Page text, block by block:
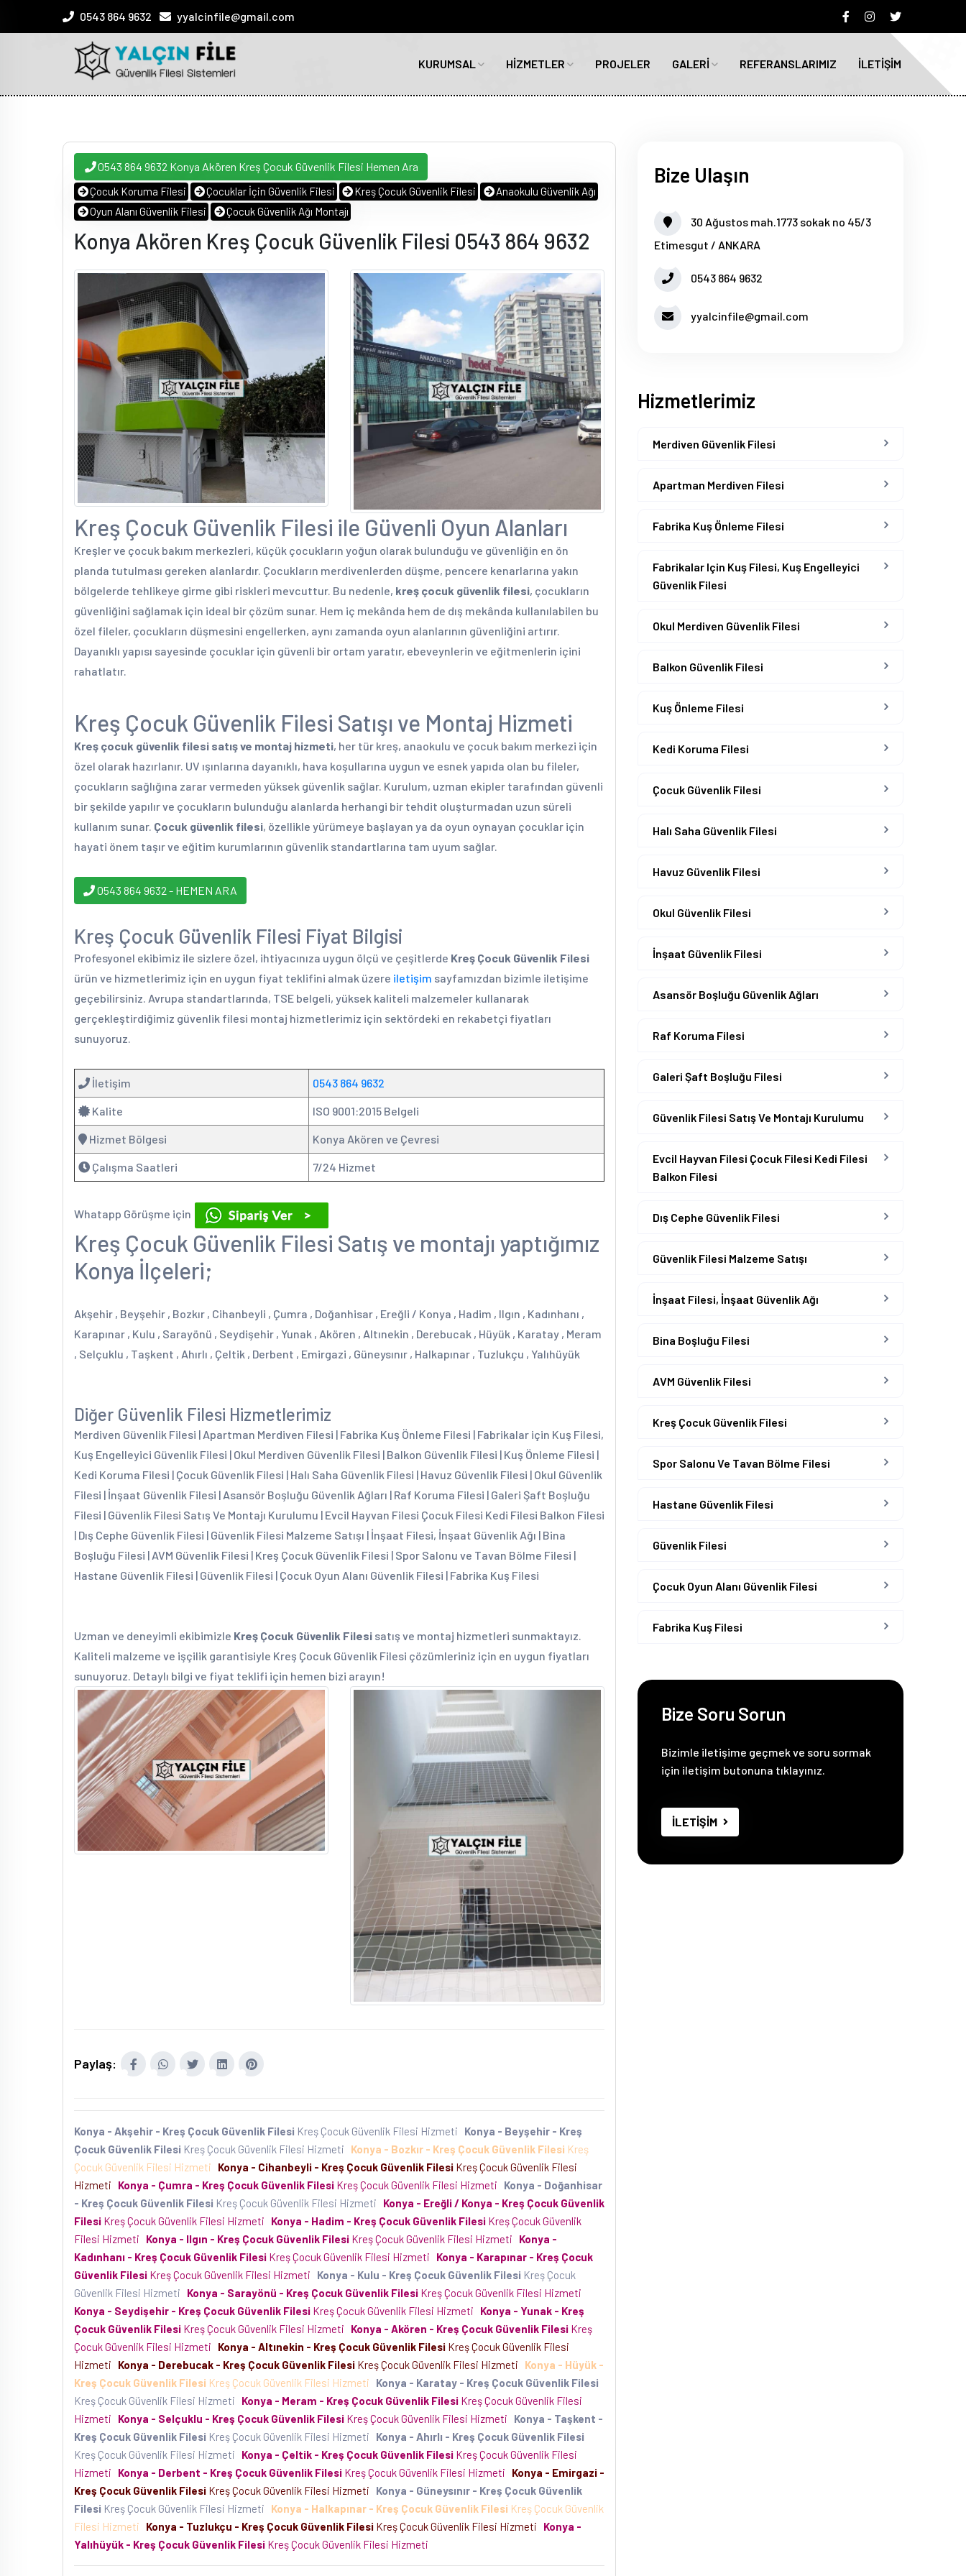
0543 864 9632 yyalcinfile@gmail.com
KURUMSAL HİZMETLER PROJELER GALERİ REFERANSLARIMIZ İLETİŞİM
0543 864 9632 Konya Akören Kreş Çocuk Güvenlik Filesi Hemen Ara
Çocuk Koruma Filesi Çocuklar İçin Güvenlik Filesi Kreş Çocuk Güvenlik Filesi
Anaokulu Güvenlik Ağı
Oyun Alanı Güvenlik Filesi
Çocuk Güvenlik Ağı Montajı
Konya Akören Kreş Çocuk Güvenlik Filesi 0543 864 9632
Kreş Çocuk Güvenlik Filesi ile Güvenli Oyun Alanları
Kreşler ve çocuk bakım merkezleri, küçük çocukların yoğun olarak bulunduğu ve güvenliğin en ön
planda tutulması gereken alanlardır. Çocukların merdivenlerden düşme, pencere kenarlarına yakın
bölgelerde tehlikeye girme gibi riskleri mevcuttur. Bu nedenle, kreş çocuk güvenlik filesi, çocukların
güvenliğini sağlamak için ideal bir çözüm sunar. Hem iç mekânda hem de dış mekânda kullanılabilen bu
özel fileler, çocukların düşmesini engellerken, aynı zamanda oyun alanlarının güvenliğini artırır.
Dayanıklı yapısı sayesinde çocuklar için güvenli bir ortam yaratır, ebeveynlerin ve eğitmenlerin içini
rahatlatır.
Kreş Çocuk Güvenlik Filesi Satışı ve Montaj Hizmeti
Kreş çocuk güvenlik filesi satış ve montaj hizmeti, her tür kreş, anaokulu ve çocuk bakım merkezi için
özel olarak hazırlanır. UV ışınlarına dayanıklı, hava koşullarına uygun ve esnek yapıda olan bu fileler,
çocukların sağlığına zarar vermeden yüksek güvenlik sağlar. Kurulum, uzman ekipler tarafından güvenli
bir şekilde yapılır ve çocukların bulunduğu alanlarda herhangi bir tehdit oluşturmadan uzun süreli
kullanım sunar. Çocuk güvenlik filesi, özellikle yürümeye başlayan ya da oyun oynayan çocuklar için
hayati önem taşır ve eğitim kurumlarının güvenlik standartlarına tam uyum sağlar.
0543 864 9632 - HEMEN ARA
Kreş Çocuk Güvenlik Filesi Fiyat Bilgisi
Profesyonel ekibimiz ile sizlere özel, ihtiyacınıza uygun ölçü ve çeşitlerde Kreş Çocuk Güvenlik Filesi
ürün ve hizmetlerimiz için en uygun fiyat teklifini almak üzere iletişim sayfamızdan bizimle iletişime
geçebilirsiniz. Avrupa standartlarında, TSE belgeli, yüksek kaliteli malzemeler kullanarak
gerçekleştirdiğimiz güvenlik filesi montaj hizmetlerimiz için sektördeki en rekabetçi fiyatları
sunuyoruz.
İletişim 0543 864 9632
Kalite ISO 9001:2015 Belgeli
Hizmet Bölgesi Konya Akören ve Çevresi
Çalışma Saatleri 7/24 Hizmet
Whatapp Görüşme için
Kreş Çocuk Güvenlik Filesi Satış ve montajı yaptığımız
Konya İlçeleri;
Akşehir , Beyşehir , Bozkır , Cihanbeyli , Çumra , Doğanhisar , Ereğli / Konya , Hadim , Ilgın , Kadınhanı ,
Karapınar , Kulu , Sarayönü , Seydişehir , Yunak , Akören , Altınekin , Derebucak , Hüyük , Karatay , Meram
, Selçuklu , Taşkent , Ahırlı , Çeltik , Derbent , Emirgazi , Güneysınır , Halkapınar , Tuzlukçu , Yalıhüyük
Diğer Güvenlik Filesi Hizmetlerimiz
Merdiven Güvenlik Filesi | Apartman Merdiven Filesi | Fabrika Kuş Önleme Filesi | Fabrikalar için Kuş Filesi,
Kuş Engelleyici Güvenlik Filesi | Okul Merdiven Güvenlik Filesi | Balkon Güvenlik Filesi | Kuş Önleme Filesi |
Kedi Koruma Filesi | Çocuk Güvenlik Filesi | Halı Saha Güvenlik Filesi | Havuz Güvenlik Filesi | Okul Güvenlik
Filesi | İnşaat Güvenlik Filesi | Asansör Boşluğu Güvenlik Ağları | Raf Koruma Filesi | Galeri Şaft Boşluğu
Filesi | Güvenlik Filesi Satış Ve Montajı Kurulumu | Evcil Hayvan Filesi Çocuk Filesi Kedi Filesi Balkon Filesi
| Dış Cephe Güvenlik Filesi | Güvenlik Filesi Malzeme Satışı | İnşaat Filesi, İnşaat Güvenlik Ağı | Bina
Boşluğu Filesi | AVM Güvenlik Filesi | Kreş Çocuk Güvenlik Filesi | Spor Salonu ve Tavan Bölme Filesi |
Hastane Güvenlik Filesi | Güvenlik Filesi | Çocuk Oyun Alanı Güvenlik Filesi | Fabrika Kuş Filesi
Uzman ve deneyimli ekibimizle Kreş Çocuk Güvenlik Filesi satış ve montaj hizmetleri sunmaktayız.
Kaliteli malzeme ve işçilik garantisiyle Kreş Çocuk Güvenlik Filesi çözümleriniz için en uygun fiyatları
sunuyoruz. Detaylı bilgi ve fiyat teklifi için hemen bizi arayın!
Paylaş:
Konya - Akşehir - Kreş Çocuk Güvenlik Filesi Kreş Çocuk Güvenlik Filesi Hizmeti
Konya - Beyşehir - Kreş
Çocuk Güvenlik Filesi Kreş Çocuk Güvenlik Filesi Hizmeti Konya - Bozkır - Kreş Çocuk Güvenlik Filesi Kreş
Çocuk Güvenlik Filesi Hizmeti
Konya - Cihanbeyli - Kreş Çocuk Güvenlik Filesi Kreş Çocuk Güvenlik Filesi
Hizmeti
Konya - Çumra - Kreş Çocuk Güvenlik Filesi Kreş Çocuk Güvenlik Filesi Hizmeti
Konya - Doğanhisar
- Kreş Çocuk Güvenlik Filesi Kreş Çocuk Güvenlik Filesi Hizmeti
Konya - Ereğli / Konya - Kreş Çocuk Güvenlik
Filesi Kreş Çocuk Güvenlik Filesi Hizmeti Konya - Hadim - Kreş Çocuk Güvenlik Filesi Kreş Çocuk Güvenlik
Filesi Hizmeti
Konya - Ilgın - Kreş Çocuk Güvenlik Filesi Kreş Çocuk Güvenlik Filesi Hizmeti
Konya -
Kadınhanı - Kreş Çocuk Güvenlik Filesi Kreş Çocuk Güvenlik Filesi Hizmeti
Konya - Karapınar - Kreş Çocuk
Güvenlik Filesi Kreş Çocuk Güvenlik Filesi Hizmeti Konya - Kulu - Kreş Çocuk Güvenlik Filesi Kreş Çocuk
Güvenlik Filesi Hizmeti
Konya - Sarayönü - Kreş Çocuk Güvenlik Filesi Kreş Çocuk Güvenlik Filesi Hizmeti
Konya - Seydişehir - Kreş Çocuk Güvenlik Filesi Kreş Çocuk Güvenlik Filesi Hizmeti
Konya - Yunak - Kreş
Çocuk Güvenlik Filesi Kreş Çocuk Güvenlik Filesi Hizmeti Konya - Akören - Kreş Çocuk Güvenlik Filesi Kreş
Çocuk Güvenlik Filesi Hizmeti
Konya - Altınekin - Kreş Çocuk Güvenlik Filesi Kreş Çocuk Güvenlik Filesi
Hizmeti
Konya - Derebucak - Kreş Çocuk Güvenlik Filesi Kreş Çocuk Güvenlik Filesi Hizmeti
Konya - Hüyük -
Kreş Çocuk Güvenlik Filesi Kreş Çocuk Güvenlik Filesi Hizmeti
Konya - Karatay - Kreş Çocuk Güvenlik Filesi
Kreş Çocuk Güvenlik Filesi Hizmeti
Konya - Meram - Kreş Çocuk Güvenlik Filesi Kreş Çocuk Güvenlik Filesi
Hizmeti
Konya - Selçuklu - Kreş Çocuk Güvenlik Filesi Kreş Çocuk Güvenlik Filesi Hizmeti
Konya - Taşkent -
Kreş Çocuk Güvenlik Filesi Kreş Çocuk Güvenlik Filesi Hizmeti
Konya - Ahırlı - Kreş Çocuk Güvenlik Filesi
Kreş Çocuk Güvenlik Filesi Hizmeti
Konya - Çeltik - Kreş Çocuk Güvenlik Filesi Kreş Çocuk Güvenlik Filesi
Hizmeti
Konya - Derbent - Kreş Çocuk Güvenlik Filesi Kreş Çocuk Güvenlik Filesi Hizmeti
Konya - Emirgazi -
Kreş Çocuk Güvenlik Filesi Kreş Çocuk Güvenlik Filesi Hizmeti
Konya - Güneysınır - Kreş Çocuk Güvenlik
Filesi Kreş Çocuk Güvenlik Filesi Hizmeti Konya - Halkapınar - Kreş Çocuk Güvenlik Filesi Kreş Çocuk Güvenlik
Filesi Hizmeti
Konya - Tuzlukçu - Kreş Çocuk Güvenlik Filesi Kreş Çocuk Güvenlik Filesi Hizmeti
Konya -
Yalıhüyük - Kreş Çocuk Güvenlik Filesi Kreş Çocuk Güvenlik Filesi Hizmeti
Bize Ulaşın
30 Ağustos mah.1773 sokak no 45/3
Etimesgut / ANKARA
0543 864 9632
yyalcinfile@gmail.com
Hizmetlerimiz
Merdiven Güvenlik Filesi
Apartman Merdiven Filesi
Fabrika Kuş Önleme Filesi
Fabrikalar Için Kuş Filesi, Kuş Engelleyici
Güvenlik Filesi
Okul Merdiven Güvenlik Filesi
Balkon Güvenlik Filesi
Kuş Önleme Filesi
Kedi Koruma Filesi
Çocuk Güvenlik Filesi
Halı Saha Güvenlik Filesi
Havuz Güvenlik Filesi
Okul Güvenlik Filesi
İnşaat Güvenlik Filesi
Asansör Boşluğu Güvenlik Ağları
Raf Koruma Filesi
Galeri Şaft Boşluğu Filesi
Güvenlik Filesi Satış Ve Montajı Kurulumu
Evcil Hayvan Filesi Çocuk Filesi Kedi Filesi
Balkon Filesi
Dış Cephe Güvenlik Filesi
Güvenlik Filesi Malzeme Satışı
İnşaat Filesi, İnşaat Güvenlik Ağı
Bina Boşluğu Filesi
AVM Güvenlik Filesi
Kreş Çocuk Güvenlik Filesi
Spor Salonu Ve Tavan Bölme Filesi
Hastane Güvenlik Filesi
Güvenlik Filesi
Çocuk Oyun Alanı Güvenlik Filesi
Fabrika Kuş Filesi
Bize Soru Sorun
Bizimle iletişime geçmek ve soru sormak
için iletişim butonuna tıklayınız.
İLETİŞİM